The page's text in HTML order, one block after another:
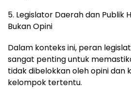
5. Legislator Daerah dan Publik
Bukan Opini
Dalam konteks ini, peran
sangat penting untuk
tidak dibelokkan oleh opini dan
kelompok tertentu.